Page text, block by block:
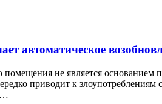
автоматическое
не является основанием
приводит к злоупотреблениям